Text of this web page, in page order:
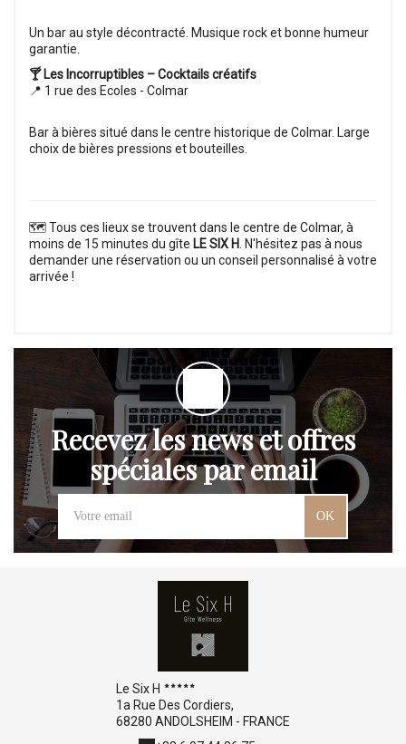
Un bar au style décontracté. Musique rock et bonne humeur
garantie.
🍸 Les Incorruptibles – Cocktails créatifs
📍 1 rue des Ecoles - Colmar
Bar à bières situé dans le centre historique de Colmar. Large
choix de bières pressions et bouteilles.
🗺 Tous ces lieux se trouvent dans le centre de Colmar, à
moins de 15 minutes du gîte LE SIX H. N'hésitez pas à nous
demander une réservation ou un conseil personnalisé à votre
arrivée !
Recevez les news et offres
spéciales par email
OK
Le Six H
1a Rue Des Cordiers,
68280 ANDOLSHEIM - FRANCE